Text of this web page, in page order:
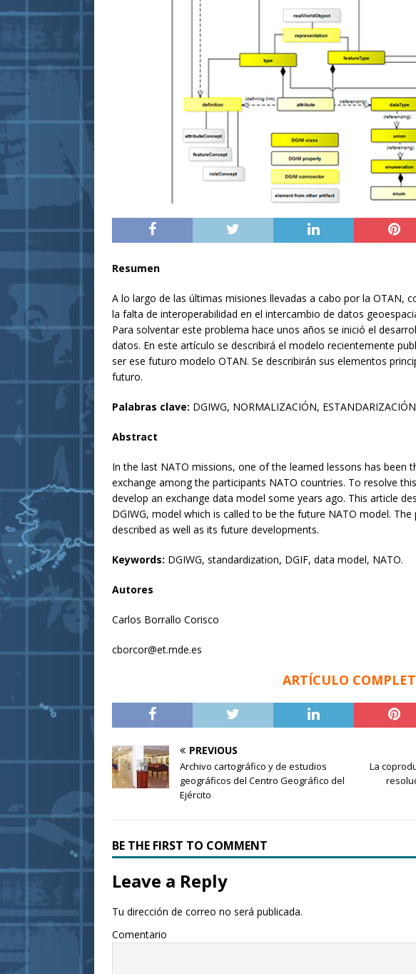
Resumen
A lo largo de las últimas misiones llevadas a cabo por la OTAN,
la falta de interoperabilidad en el intercambio de datos
Para solventar este problema hace unos años se inició el
datos. En este artículo se describirá el modelo recientemente
ser ese futuro modelo OTAN. Se describirán sus elementos
futuro.
Palabras clave: DGIWG, NORMALIZACIÓN,
Abstract
In the last NATO missions, one of the learned lessons has been
exchange among the participants NATO countries. To resolve
develop an exchange data model some years ago. This article
DGIWG, model which is called to be the future NATO model.
described as well as its future developments.
Keywords: DGIWG, standardization, DGIF, data model, NATO.
Autores
Carlos Borrallo Corisco
cborcor@et.mde.es
ARTÍCULO
PREVIOUS
Archivo cartográfico y de estudios
geográficos del Centro Geográfico del
Ejército
La
BE THE FIRST TO COMMENT
Leave a Reply
Tu dirección de correo no será publicada.
Comentario